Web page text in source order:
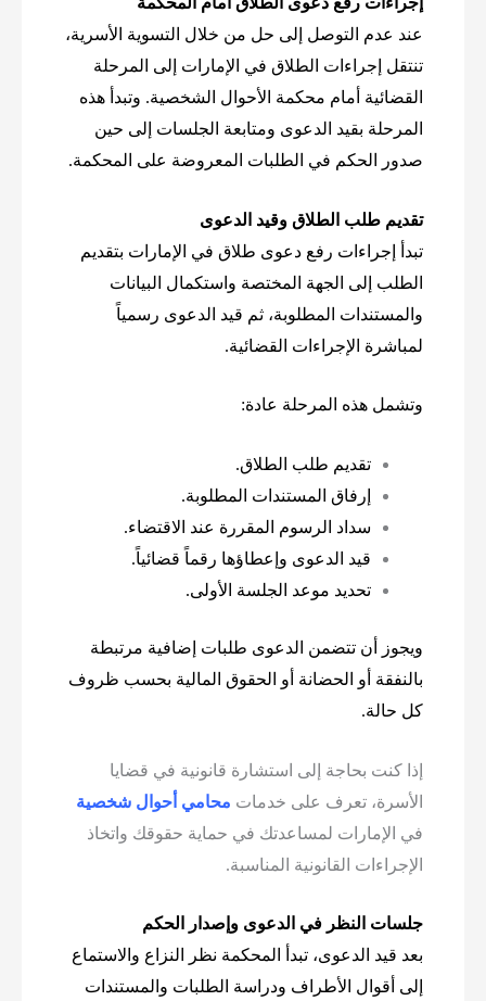
عند عدم التوصل إلى حل من خلال التسوية الأسرية،
تنتقل إجراءات الطلاق في الإمارات إلى المرحلة
القضائية أمام محكمة الأحوال الشخصية. وتبدأ هذه
المرحلة بقيد الدعوى ومتابعة الجلسات إلى حين
صدور الحكم في الطلبات المعروضة على المحكمة.
تقديم طلب الطلاق وقيد الدعوى
تبدأ إجراءات رفع دعوى طلاق في الإمارات بتقديم
الطلب إلى الجهة المختصة واستكمال البيانات
والمستندات المطلوبة، ثم قيد الدعوى رسمياً
لمباشرة الإجراءات القضائية.
وتشمل هذه المرحلة عادة:
تقديم طلب الطلاق.
إرفاق المستندات المطلوبة.
سداد الرسوم المقررة عند الاقتضاء.
قيد الدعوى وإعطاؤها رقماً قضائياً.
تحديد موعد الجلسة الأولى.
ويجوز أن تتضمن الدعوى طلبات إضافية مرتبطة
بالنفقة أو الحضانة أو الحقوق المالية بحسب ظروف
كل حالة.
إذا كنت بحاجة إلى استشارة قانونية في قضايا
الأسرة، تعرف على خدمات محامي أحوال شخصية
في الإمارات لمساعدتك في حماية حقوقك واتخاذ
الإجراءات القانونية المناسبة.
جلسات النظر في الدعوى وإصدار الحكم
بعد قيد الدعوى، تبدأ المحكمة نظر النزاع والاستماع
إلى أقوال الأطراف ودراسة الطلبات والمستندات